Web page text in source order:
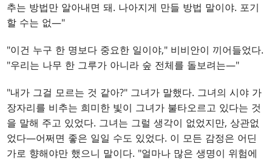
추는 방법만 알아내면 돼. 나아지게 만들 방법 말이야. 포기
할 수는 없—"
"이건 누구 한 명보다 중요한 일이야," 비비안이 끼어들었다.
"우리는 나무 한 그루가 아니라 숲 전체를 돌보려는—"
"내가 그걸 모르는 것 같아?" 그녀가 말했다. 그녀의 시야 가
장자리를 비추는 희미한 빛이 그녀가 불타오르고 있다는 것
을 말해 주고 있었다. 그녀는 그럴 생각이 없었지만, 상관없
었다—어쩌면 좋은 일일 수도 있었다. 이 모든 감정은 어딘
가로 향해야만 했으니 말이다. "얼마나 많은 생명이 위험에